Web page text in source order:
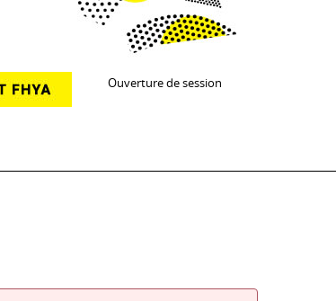
Ouverture de session